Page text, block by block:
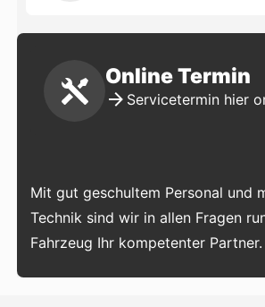
Online Termin
Servicetermin hier
Mit gut geschultem Personal und
Technik sind wir in allen Fragen
Fahrzeug Ihr kompetenter Partner.